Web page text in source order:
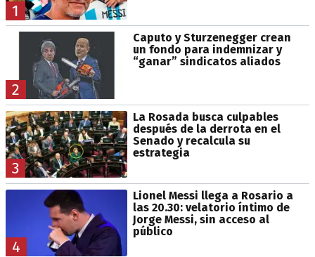
1
2
Caputo y Sturzenegger crean
un fondo para indemnizar y
“ganar” sindicatos aliados
3
La Rosada busca culpables
después de la derrota en el
Senado y recalcula su
estrategia
4
Lionel Messi llega a Rosario a
las 20.30: velatorio íntimo de
Jorge Messi, sin acceso al
público